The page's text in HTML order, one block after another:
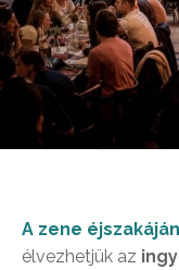
A zene éjszakáján
élvezhetjük az